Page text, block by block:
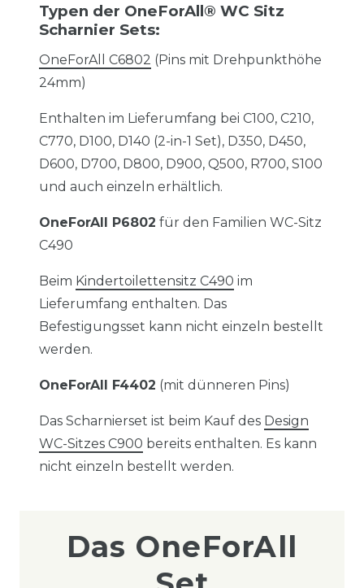
Typen der OneForAll® WC Sitz
Scharnier Sets:
OneForAll C6802 (Pins mit Drehpunkthöhe
24mm)
Enthalten im Lieferumfang bei C100, C210,
C770, D100, D140 (2-in-1 Set), D350, D450,
D600, D700, D800, D900, Q500, R700, S100
und auch einzeln erhältlich.
OneForAll P6802 für den Familien WC-Sitz
C490
Beim Kindertoilettensitz C490 im
Lieferumfang enthalten. Das
Befestigungsset kann nicht einzeln bestellt
werden.
OneForAll F4402 (mit dünneren Pins)
Das Scharnierset ist beim Kauf des Design
WC-Sitzes C900 bereits enthalten. Es kann
nicht einzeln bestellt werden.
Das OneForAll